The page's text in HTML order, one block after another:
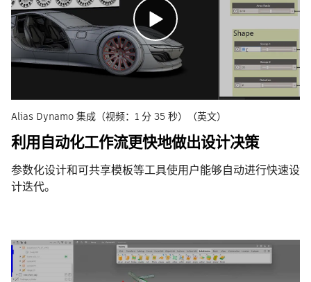
Alias Dynamo 集成（视频：1 分 35 秒）（英文）
利用自动化工作流更快地做出设计决策
参数化设计和可共享模板等工具使用户能够自动进行快速设
计迭代。